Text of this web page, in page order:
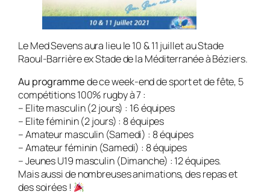
Le Med Sevens aura lieu le 10 & 11 juillet au Stade
Raoul-Barrière ex Stade de la Méditerranée à Béziers.
Au programmede ce week-end de sport et de fête, 5
compétitions 100% rugby à 7 :
– Elite masculin (2 jours) : 16 équipes
– Elite féminin (2 jours) : 8 équipes
– Amateur masculin (Samedi) : 8 équipes
– Amateur féminin (Samedi) : 8 équipes
– Jeunes U19 masculin (Dimanche) : 12 équipes.
Mais aussi de nombreuses animations, des repas et
des soirées !